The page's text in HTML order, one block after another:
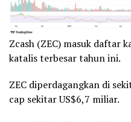
Zcash (ZEC) masuk daftar
katalis terbesar tahun ini.
ZEC diperdagangkan di
cap sekitar US$6,7 miliar.